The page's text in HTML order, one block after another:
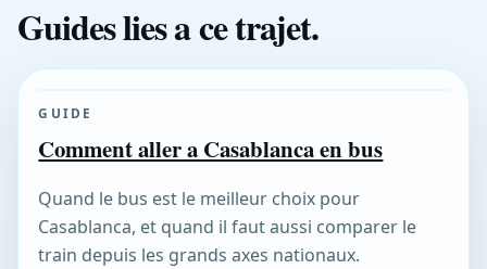
Guides lies a ce trajet.
GUIDE
Comment aller a Casablanca en bus
Quand le bus est le meilleur choix pour
Casablanca, et quand il faut aussi comparer le
train depuis les grands axes nationaux.